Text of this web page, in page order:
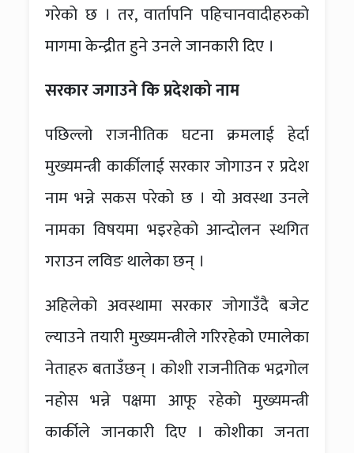
गरेको छ । तर, वार्तापनि पहिचानवादीहरुको
मागमा केन्द्रीत हुने उनले जानकारी दिए ।
सरकार जगाउने कि प्रदेशको नाम
पछिल्लो राजनीतिक घटना क्रमलाई हेर्दा
मुख्यमन्त्री कार्कीलाई सरकार जोगाउन र प्रदेश
नाम भन्ने सकस परेको छ । यो अवस्था उनले
नामका विषयमा भइरहेको आन्दोलन स्थगित
गराउन लविङ थालेका छन् ।
अहिलेको अवस्थामा सरकार जोगाउँदै बजेट
ल्याउने तयारी मुख्यमन्त्रीले गरिरहेको एमालेका
नेताहरु बताउँछन् । कोशी राजनीतिक भद्रगोल
नहोस भन्ने पक्षमा आफू रहेको मुख्यमन्त्री
कार्कीले जानकारी दिए । कोशीका जनता